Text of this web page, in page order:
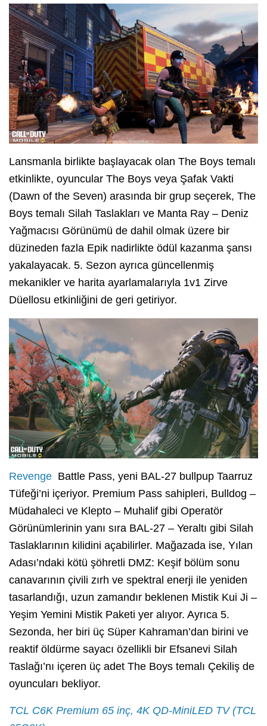
Lansmanla birlikte başlayacak olan The Boys temalı
etkinlikte, oyuncular The Boys veya Şafak Vakti
(Dawn of the Seven) arasında bir grup seçerek, The
Boys temalı Silah Taslakları ve Manta Ray – Deniz
Yağmacısı Görünümü de dahil olmak üzere bir
düzineden fazla Epik nadirlikte ödül kazanma şansı
yakalayacak. 5. Sezon ayrıca güncellenmiş
mekanikler ve harita ayarlamalarıyla 1v1 Zirve
Düellosu etkinliğini de geri getiriyor.
Revenge Battle Pass, yeni BAL-27 bullpup Taarruz
Tüfeği’ni içeriyor. Premium Pass sahipleri, Bulldog –
Müdahaleci ve Klepto – Muhalif gibi Operatör
Görünümlerinin yanı sıra BAL-27 – Yeraltı gibi Silah
Taslaklarının kilidini açabilirler. Mağazada ise, Yılan
Adası’ndaki kötü şöhretli DMZ: Keşif bölüm sonu
canavarının çivili zırh ve spektral enerji ile yeniden
tasarlandığı, uzun zamandır beklenen Mistik Kui Ji –
Yeşim Yemini Mistik Paketi yer alıyor. Ayrıca 5.
Sezonda, her biri üç Süper Kahraman’dan birini ve
reaktif öldürme sayacı özellikli bir Efsanevi Silah
Taslağı’nı içeren üç adet The Boys temalı Çekiliş de
oyuncuları bekliyor.
TCL C6K Premium 65 inç, 4K QD-MiniLED TV (TCL